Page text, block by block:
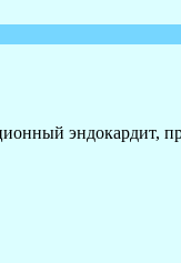
эндокардит,